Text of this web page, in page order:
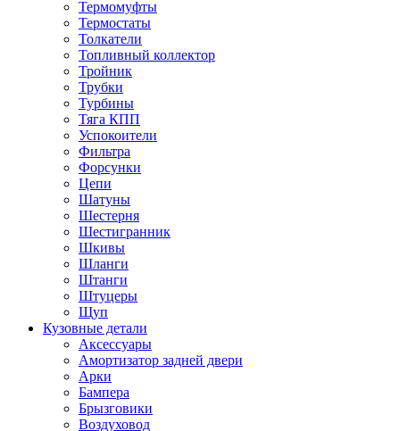
Термомуфты
Термостаты
Толкатели
Топливный коллектор
Тройник
Трубки
Турбины
Тяга КПП
Успокоители
Фильтра
Форсунки
Цепи
Шатуны
Шестерня
Шестигранник
Шкивы
Шланги
Штанги
Штуцеры
Щуп
Кузовные детали
Аксессуары
Амортизатор задней двери
Арки
Бампера
Брызговики
Воздуховод